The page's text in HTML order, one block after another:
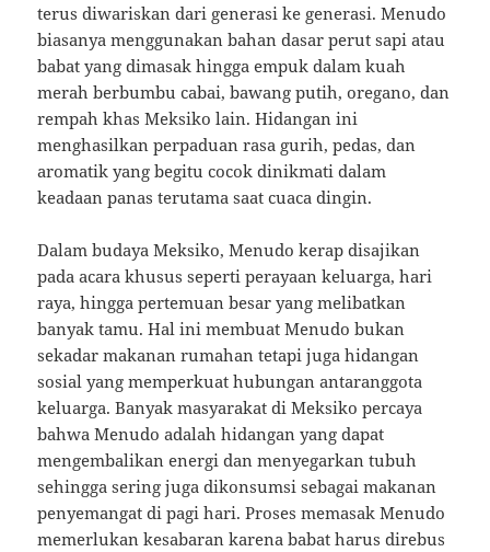
terus diwariskan dari generasi ke generasi. Menudo
biasanya menggunakan bahan dasar perut sapi atau
babat yang dimasak hingga empuk dalam kuah
merah berbumbu cabai, bawang putih, oregano, dan
rempah khas Meksiko lain. Hidangan ini
menghasilkan perpaduan rasa gurih, pedas, dan
aromatik yang begitu cocok dinikmati dalam
keadaan panas terutama saat cuaca dingin.
Dalam budaya Meksiko, Menudo kerap disajikan
pada acara khusus seperti perayaan keluarga, hari
raya, hingga pertemuan besar yang melibatkan
banyak tamu. Hal ini membuat Menudo bukan
sekadar makanan rumahan tetapi juga hidangan
sosial yang memperkuat hubungan antaranggota
keluarga. Banyak masyarakat di Meksiko percaya
bahwa Menudo adalah hidangan yang dapat
mengembalikan energi dan menyegarkan tubuh
sehingga sering juga dikonsumsi sebagai makanan
penyemangat di pagi hari. Proses memasak Menudo
memerlukan kesabaran karena babat harus direbus